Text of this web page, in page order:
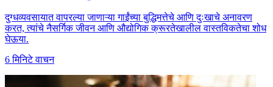
दुग्धव्यवसायात वापरल्या जाणाऱ्या गाईंच्या बुद्धिमत्तेचे आणि दुःखाचे अनावरण
करत, त्यांचे नैसर्गिक जीवन आणि औद्योगिक क्रूरतेखालील वास्तविकतेचा शोध
घेऊया.
6 मिनिटे वाचन